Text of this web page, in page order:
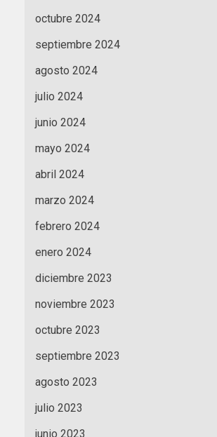
octubre 2024
septiembre 2024
agosto 2024
julio 2024
junio 2024
mayo 2024
abril 2024
marzo 2024
febrero 2024
enero 2024
diciembre 2023
noviembre 2023
octubre 2023
septiembre 2023
agosto 2023
julio 2023
junio 2023